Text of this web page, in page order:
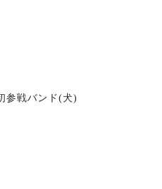
参戦バンド (犬)